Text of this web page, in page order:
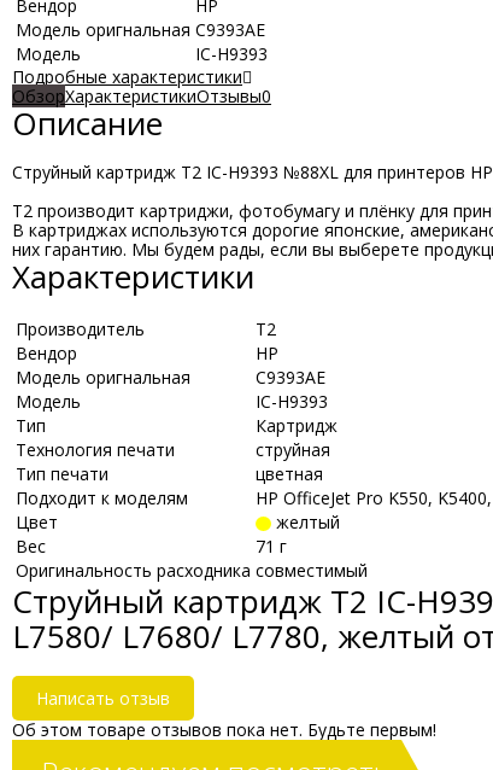
Вендор
HP
Модель оригнальная C9393AE
Модель
IC-H9393
Подробные характеристики
ОбзорХарактеристикиОтзывы0
Описание
Струйный картридж T2 IC-H9393 №88XL для принтеров
T2 производит картриджи, фотобумагу и плёнку для
В картриджах используются дорогие японские,
них гарантию. Мы будем рады, если вы выберете
Характеристики
Производитель
Т2
Вендор
HP
Модель оригнальная
C9393AE
Модель
IC-H9393
Тип
Картридж
Технология печати
струйная
Тип печати
цветная
Подходит к моделям
HP OfficeJet Pro K550,
Цвет
желтый
Вес
71 г
Оригинальность расходника совместимый
Струйный картридж T2 IC-
L7580/ L7680/ L7780, желтый
Написать отзыв
Об этом товаре отзывов пока нет. Будьте первым!